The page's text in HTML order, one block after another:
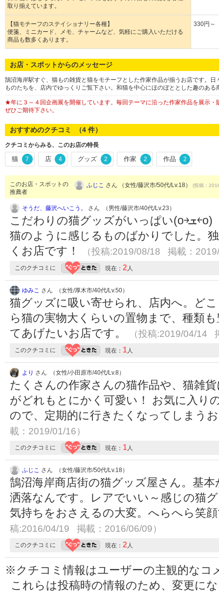
取り揃えています。
【猫モチーフのステイショナリー各種】
便箋、ミニカード、メモ、チャームなど、気軽にご購入いただける
商品も数多くあります。
330円～
お店・スポットからのメッセージ
鵠沼海岸駅すぐ、猫もの雑貨と猫をモチーフとした作家作品が揃うお店です。
ものたちを、店内でゆっくりご覧下さい。和猫を中心にほのぼととした趣のあ
★年に３～４回企画展を開催しています。毎回テーマに沿った作家作品を展示・
ぜひご期待下さい。
おすすめのクチコミ （4 件）
クチコミからみる、このお店の特長
猫 7 店 4 グッズ 2 作家 2 作品 2
このお店・スポットの
推薦者
ふじこ さん （女性/藤沢市/50代/Lv.18） (投稿：
そうだ、藤沢へいこう。 さん （男性/藤沢市/40代/Lv.23）
こだわりの猫グッズがいっぱい(o￫ܫ￩o) どの猫も愛嬌があり、飼い
猫のように感じるものばかりでした。
くお店です！
（投稿:2019/08/18 掲載：
このクチコミに 現在： 2 人
ゆみこ さん （女性/厚木市/40代/Lv.50）
猫グッズに吸い寄せられ、店内へ。ど
ら猫の実物大くらいの置物まで、種類
てあげたいお店です。
（投稿:2019/04/14
このクチコミに 現在： 1 人
より さん （女性/小田原市/40代/Lv.8）
たくさんの作家さんの猫作品や、猫雑
がどれもとにかく可愛い！ お気に入り
ので、定期的に行きたくなってしまう
載：2019/01/16）
このクチコミに 現在： 1 人
ふじこ さん （女性/藤沢市/50代/Lv.18）
鵠沼海岸商店街の猫グッズ屋さん。基
洒落なんです。レアでいい～感じの猫
気持ちをおさえるの大変。へらへら笑
稿:2016/04/19 掲載：2016/06/09）
このクチコミに 現在： 2 人
※クチコミ情報はユーザーの主観的なコ
これらは投稿時の情報のため、変更に